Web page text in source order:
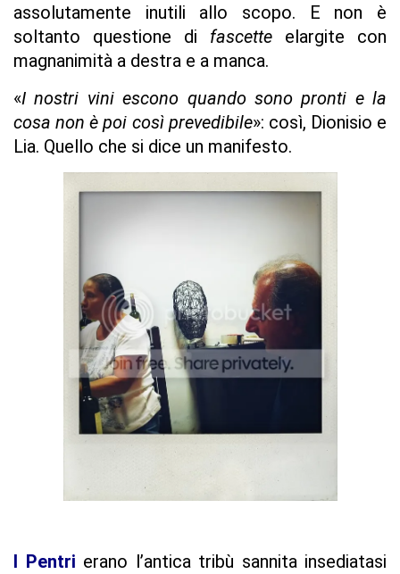
assolutamente inutili allo scopo. E non è
soltanto questione di fascette elargite con
magnanimità a destra e a manca.
«I nostri vini escono quando sono pronti e la
cosa non è poi così prevedibile»: così, Dionisio e
Lia. Quello che si dice un manifesto.
I Pentri erano l’antica tribù sannita insediatasi